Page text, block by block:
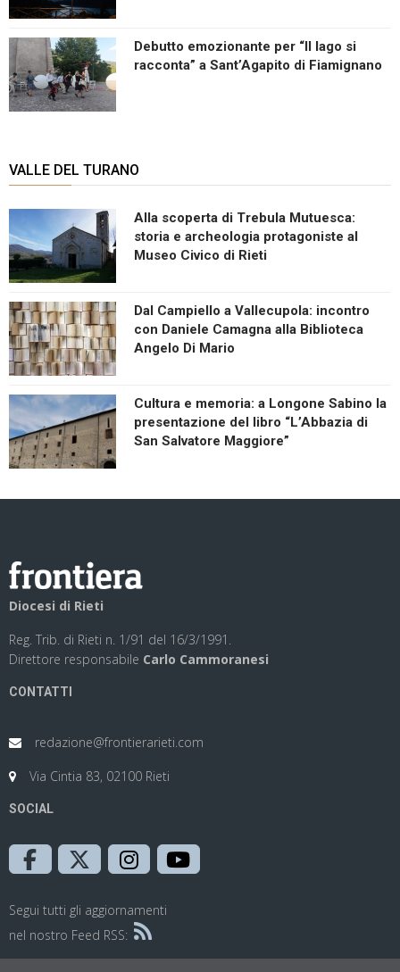
Debutto emozionante per “Il lago si
racconta” a Sant’Agapito di Fiamignano
VALLE DEL TURANO
Alla scoperta di Trebula Mutuesca:
storia e archeologia protagoniste al
Museo Civico di Rieti
Dal Campiello a Vallecupola: incontro
con Daniele Camagna alla Biblioteca
Angelo Di Mario
Cultura e memoria: a Longone Sabino la
presentazione del libro “L’Abbazia di
San Salvatore Maggiore”
Diocesi di Rieti
Reg. Trib. di Rieti n. 1/91 del 16/3/1991.
Direttore responsabile Carlo Cammoranesi
CONTATTI
redazione@frontierarieti.com
Via Cintia 83, 02100 Rieti
SOCIAL
Segui tutti gli aggiornamenti
nel nostro Feed RSS: